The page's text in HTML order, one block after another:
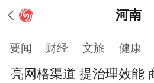
河南
要闻 财经 文旅 健康
亮网格渠道 提治理效能 商